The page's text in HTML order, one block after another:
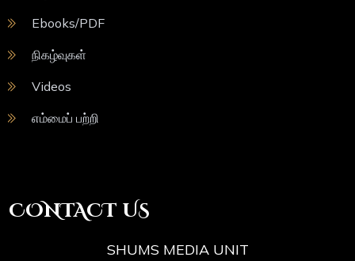
Ebooks/PDF
நிகழ்வுகள்
Videos
எம்மைப் பற்றி
CONTACT US
SHUMS MEDIA UNIT